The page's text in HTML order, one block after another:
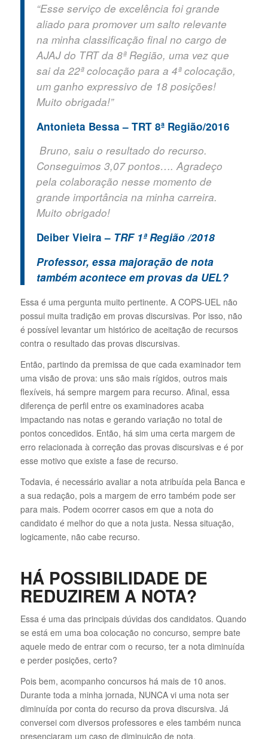
“Esse serviço de excelência foi grande
aliado para promover um salto relevante
na minha classificação final no cargo de
AJAJ do TRT da 8ª Região, uma vez que
sai da 22ª colocação para a 4ª colocação,
um ganho expressivo de 18 posições!
Muito obrigada!”
Antonieta Bessa – TRT 8ª Região/2016
Bruno, saiu o resultado do recurso.
Conseguimos 3,07 pontos…. Agradeço
pela colaboração nesse momento de
grande importância na minha carreira.
Muito obrigado!
Deiber Vieira – TRF 1ª Região /2018
Professor, essa majoração de nota
também acontece em provas da UEL?
Essa é uma pergunta muito pertinente. A COPS-UEL não
possui muita tradição em provas discursivas. Por isso, não
é possível levantar um histórico de aceitação de recursos
contra o resultado das provas discursivas.
Então, partindo da premissa de que cada examinador tem
uma visão de prova: uns são mais rígidos, outros mais
flexíveis, há sempre margem para recurso. Afinal, essa
diferença de perfil entre os examinadores acaba
impactando nas notas e gerando variação no total de
pontos concedidos. Então, há sim uma certa margem de
erro relacionada à correção das provas discursivas e é por
esse motivo que existe a fase de recurso.
Todavia, é necessário avaliar a nota atribuída pela Banca e
a sua redação, pois a margem de erro também pode ser
para mais. Podem ocorrer casos em que a nota do
candidato é melhor do que a nota justa. Nessa situação,
logicamente, não cabe recurso.
HÁ POSSIBILIDADE DE
REDUZIREM A NOTA?
Essa é uma das principais dúvidas dos candidatos. Quando
se está em uma boa colocação no concurso, sempre bate
aquele medo de entrar com o recurso, ter a nota diminuída
e perder posições, certo?
Pois bem, acompanho concursos há mais de 10 anos.
Durante toda a minha jornada, NUNCA vi uma nota ser
diminuída por conta do recurso da prova discursiva. Já
conversei com diversos professores e eles também nunca
presenciaram um caso de diminuição de nota.